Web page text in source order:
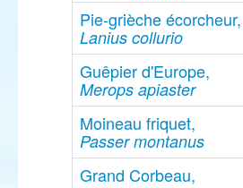
Pie-grièche écorcheur,
Lanius collurio
Guêpier d'Europe,
Merops apiaster
Moineau friquet,
Passer montanus
Grand Corbeau,